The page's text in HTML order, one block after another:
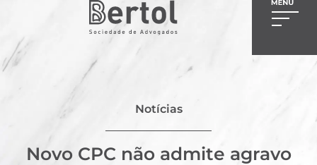
Notícias
Novo CPC não admite agravo